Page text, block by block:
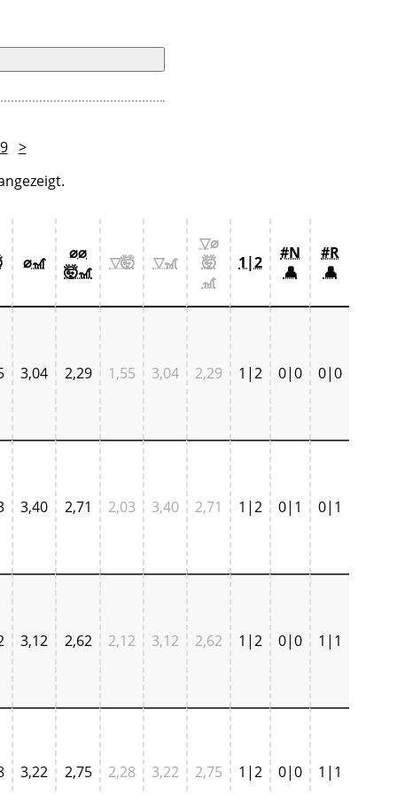
>
⌀🎢
⌀⌀
🤯🎢
▽🤯 ▽🎢
▽⌀
🤯
🎢
1|2
#N
👤
#R
👤
3,04 2,29 1,55 3,04 2,29 1|2 0|0 0|0
3,40 2,71 2,03 3,40 2,71 1|2 0|1 0|1
3,12 2,62 2,12 3,12 2,62 1|2 0|0 1|1
3,22 2,75 2,28 3,22 2,75 1|2 0|0 1|1